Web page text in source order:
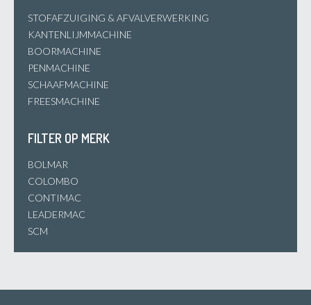
STOFAFZUIGING & AFVALVERWERKING
KANTENLIJMMACHINE
BOORMACHINE
PENMACHINE
SCHAAFMACHINE
FREESMACHINE
FILTER OP MERK
BOLMAR
COLOMBO
CONTIMAC
LEADERMAC
SCM